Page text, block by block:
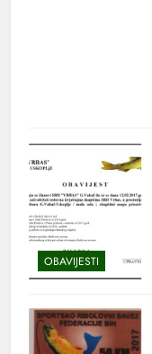
OBAVIJESTI